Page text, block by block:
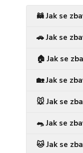
🦝 Jak se
🚗 Jak se
🏠 Jak se
🏡 Jak se
🐭 Jak se
🐀 Jak se
🐱 Jak se